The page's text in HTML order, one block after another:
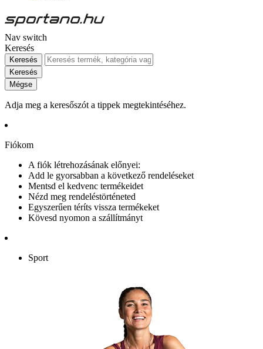
Nav switch
Keresés
Keresés
Keresés
Mégse
Adja meg a keresőszót a tippek megtekintéséhez.
Fiókom
A fiók létrehozásának előnyei:
Add le gyorsabban a következő rendeléseket
Mentsd el kedvenc termékeidet
Nézd meg rendeléstörténeted
Egyszerűen téríts vissza termékeket
Kövesd nyomon a szállítmányt
Sport